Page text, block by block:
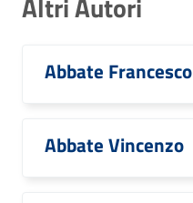
Abbate Francesco
Abbate Vincenzo